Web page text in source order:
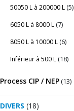
50050 L à 200000 L(5)
6050 L à 8000 L(7)
8050 L à 10000 L(6)
Inférieur à 500 L(18)
Process CIP / NEP(13)
DIVERS (18)